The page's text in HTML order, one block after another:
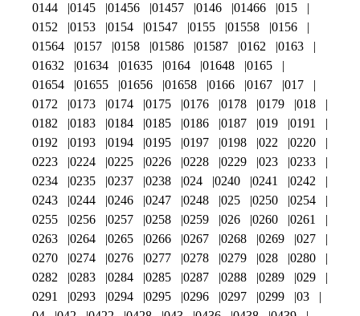
0144
0145 01456 01457 0146 01466
015
0152
0153 0154 01547 0155 01558
0156
01564
0157 0158 01586 01587 0162
0163
01632
01634 01635 0164 01648
0165
01654
01655 01656 01658 0166 0167
017
0172
0173 0174 0175 0176 0178 0179
018
0182
0183 0184 0185 0186 0187 019
0191
0192
0193 0194 0195 0197 0198 022
0220
0223
0224 0225 0226 0228 0229 023
0233
0234
0235 0237 0238 024 0240 0241
0242
0243
0244 0246 0247 0248 025 0250
0254
0255
0256 0257 0258 0259 026 0260
0261
0263
0264 0265 0266 0267 0268 0269
027
0270
0274 0276 0277 0278 0279 028
0280
0282
0283 0284 0285 0287 0288 0289
029
0291
0293 0294 0295 0296 0297 0299
03